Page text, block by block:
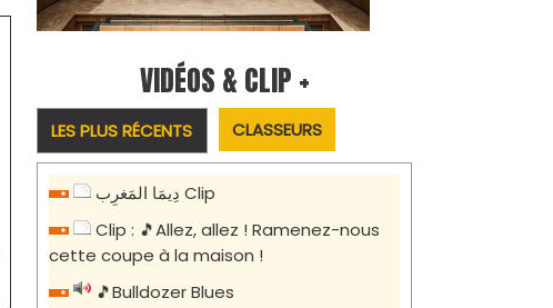
VIDÉOS & CLIP +
LES PLUS RÉCENTS CLASSEURS
دِيمَا المَغرِب Clip
Clip : 🎵Allez, allez ! Ramenez-nous
cette coupe à la maison !
🎵Bulldozer Blues